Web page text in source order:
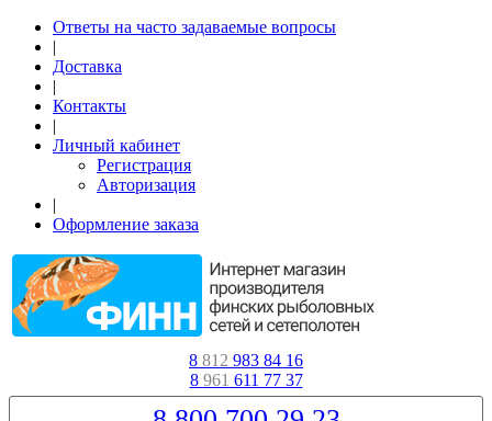
Ответы на часто задаваемые вопросы
|
Доставка
|
Контакты
|
Личный кабинет
Регистрация
Авторизация
|
Оформление заказа
8 812 983 84 16
8 961 611 77 37